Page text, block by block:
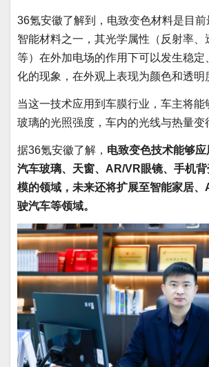
36氪安徽了解到，电致变色材料是目
智能材料之一，其光学属性（反射率、
等）在外加电场的作用下可以发生稳定
化的现象，在外观上表现为颜色和透明
当这一技术应用到车膜行业，车主将能
玻璃的光照强度，车内的光线与热量变
据36氪安徽了解， 电致变色技术能够应
汽车玻璃、天窗、AR/VR眼镜、手机
模的领域，未来还将扩展至智能家居
驶汽车等领域。